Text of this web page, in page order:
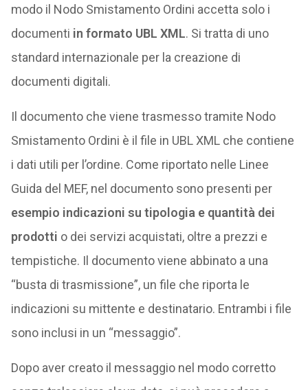
modo il Nodo Smistamento Ordini accetta solo i
documenti in formato UBL XML. Si tratta di uno
standard internazionale per la creazione di
documenti digitali.
Il documento che viene trasmesso tramite Nodo
Smistamento Ordini è il file in UBL XML che contiene
i dati utili per l’ordine. Come riportato nelle Linee
Guida del MEF, nel documento sono presenti per
esempio indicazioni su tipologia e quantità dei
prodotti o dei servizi acquistati, oltre a prezzi e
tempistiche. Il documento viene abbinato a una
“busta di trasmissione”, un file che riporta le
indicazioni su mittente e destinatario. Entrambi i file
sono inclusi in un “messaggio”.
Dopo aver creato il messaggio nel modo corretto